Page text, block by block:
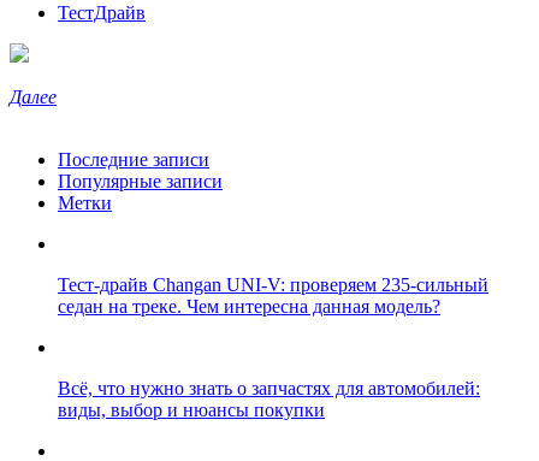
ТестДрайв
Далее
Последние записи
Популярные записи
Метки
Тест-драйв Changan UNI-V: проверяем 235-сильный
седан на треке. Чем интересна данная модель?
Всё, что нужно знать о запчастях для автомобилей:
виды, выбор и нюансы покупки